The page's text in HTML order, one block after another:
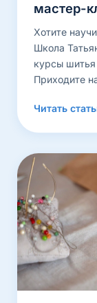
мастер-
Хотите
Школа
курсы
Приходите
Читать